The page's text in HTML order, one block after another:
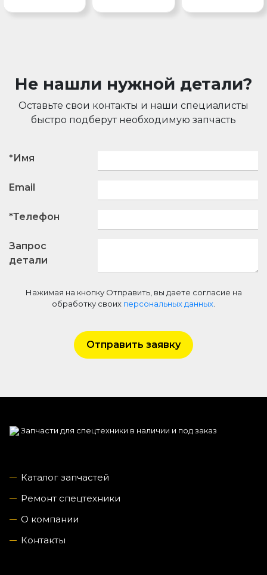
Не нашли нужной детали?
Оставьте свои контакты и наши специалисты
быстро подберут необходимую запчасть
*Имя
Email
*Телефон
Запрос
детали
Нажимая на кнопку Отправить, вы даете согласие на
обработку своих персональных данных
Отправить заявку
Запчасти для спецтехники в наличии и под заказ
Каталог запчастей
Ремонт спецтехники
О компании
Контакты